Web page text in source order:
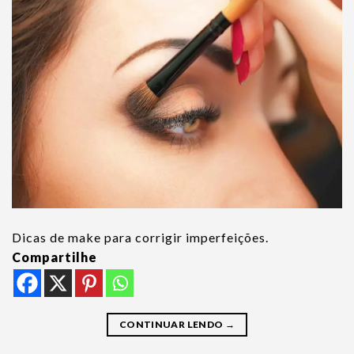
Dicas de make para corrigir imperfeições.
Compartilhe
CONTINUAR LENDO →